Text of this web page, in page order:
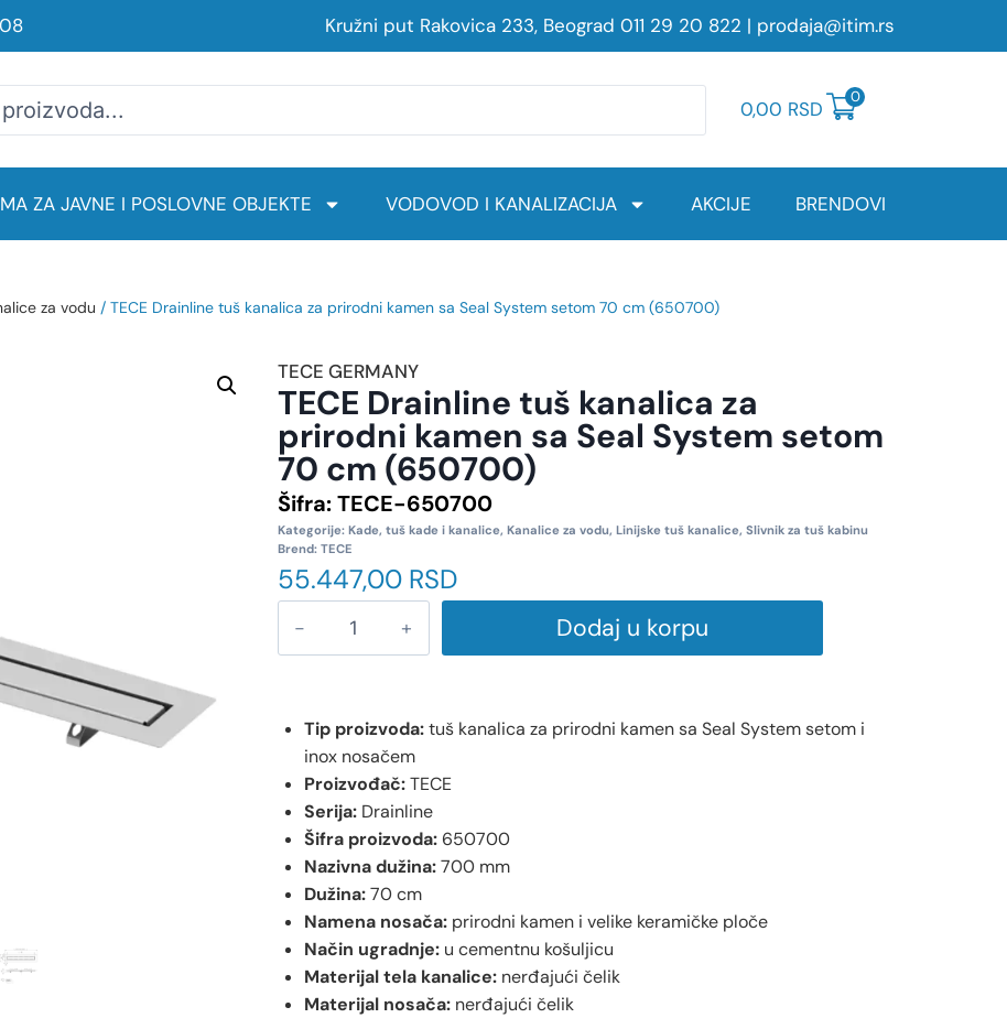
Kružni put Rakovica 233, Beograd 011 29 20 822 | prodaja@itim.rs
0,00 RSD
0
ZA JAVNE I POSLOVNE OBJEKTE VODOVOD I KANALIZACIJA AKCIJE BRENDOVI
za vodu / TECE Drainline tuš kanalica za prirodni kamen sa Seal System setom 70 cm (650700)
TECE GERMANY
TECE Drainline tuš kanalica za
prirodni kamen sa Seal System setom
70 cm (650700)
Šifra:TECE-650700
Kategorije: Kade, tuš kade i kanalice, Kanalice za vodu, Linijske tuš kanalice, Slivnik za tuš kabinu
Brend: TECE
55.447,00 RSD
Dodaj u korpu
Tip proizvoda:tuš kanalica za prirodni kamen sa Seal System setom i
inox nosačem
Proizvođač:TECE
Serija: Drainline
Šifra proizvoda: 650700
Nazivna dužina:700 mm
Dužina:70 cm
Namena nosača: prirodni kamen i velike keramičke ploče
Način ugradnje: u cementnu košuljicu
Materijal tela kanalice: nerđajući čelik
Materijal nosača: nerđajući čelik